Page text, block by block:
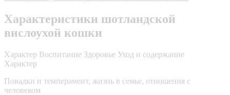
Характеристики шотландской
вислоухой кошки
Характер Воспитание Здоровье Уход и содержание
Характер
Повадки и темперамент, жизнь в семье, отношения с
человеком